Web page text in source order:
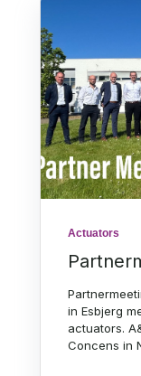
Actuators
in Esbjerg
actuators.
Concens in